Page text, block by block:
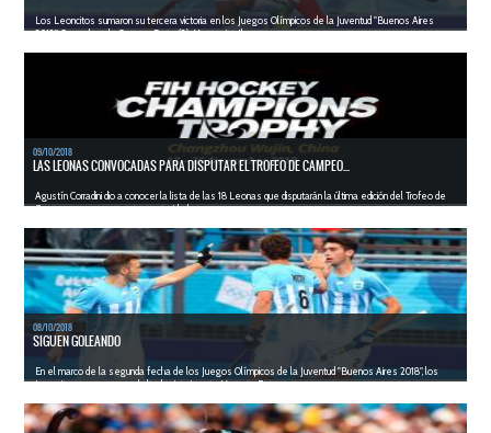
Los Leoncitos sumaron su tercera victoria en los Juegos Olímpicos de la Juventud "Buenos Aires
2018". Con goles de Garrone, Sarto (2), Marcucci e Ibarra,...
LEER MÁS
09/10/2018
LAS LEONAS CONVOCADAS PARA DISPUTAR EL TROFEO DE CAMPEO...
Agustín Corradini dio a conocer la lista de las 18 Leonas que disputarán la última edición del Trofeo de
Campeones, que en esta oportunidad se...
LEER MÁS
08/10/2018
SIGUEN GOLEANDO
En el marco de la segunda fecha de los Juegos Olímpicos de la Juventud "Buenos Aires 2018", los
Leoncitos sumaron una abultada victoria ante Vanuatu. Est...
LEER MÁS